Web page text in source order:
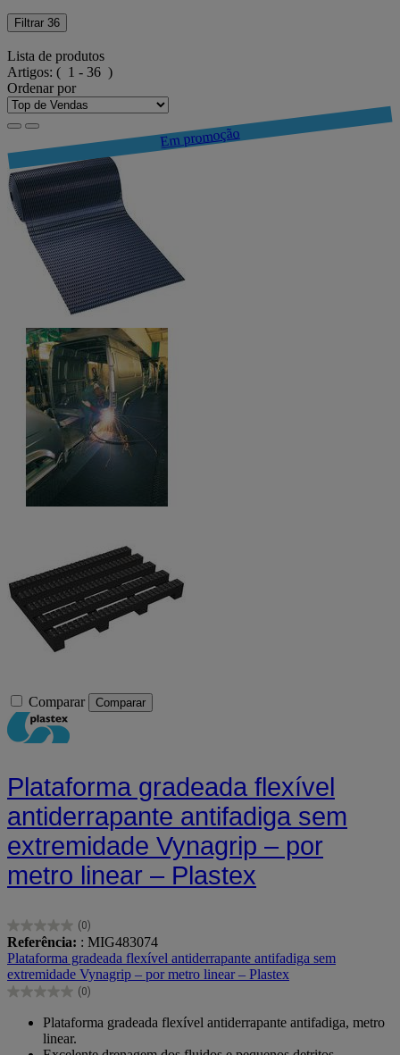
Filtrar 36
Lista de produtos
Artigos: ( 1 - 36 )
Ordenar por
Em promoção
Comparar Comparar
Plataforma gradeada flexível
antiderrapante antifadiga sem
extremidade Vynagrip – por
metro linear – Plastex
(0)
0.0
em
5
estrelas.
Referência: : MIG483074
Plataforma gradeada flexível antiderrapante antifadiga sem
extremidade Vynagrip – por metro linear – Plastex
(0)
0.0
estrelas.
Plataforma gradeada flexível antiderrapante antifadiga, metro
linear.